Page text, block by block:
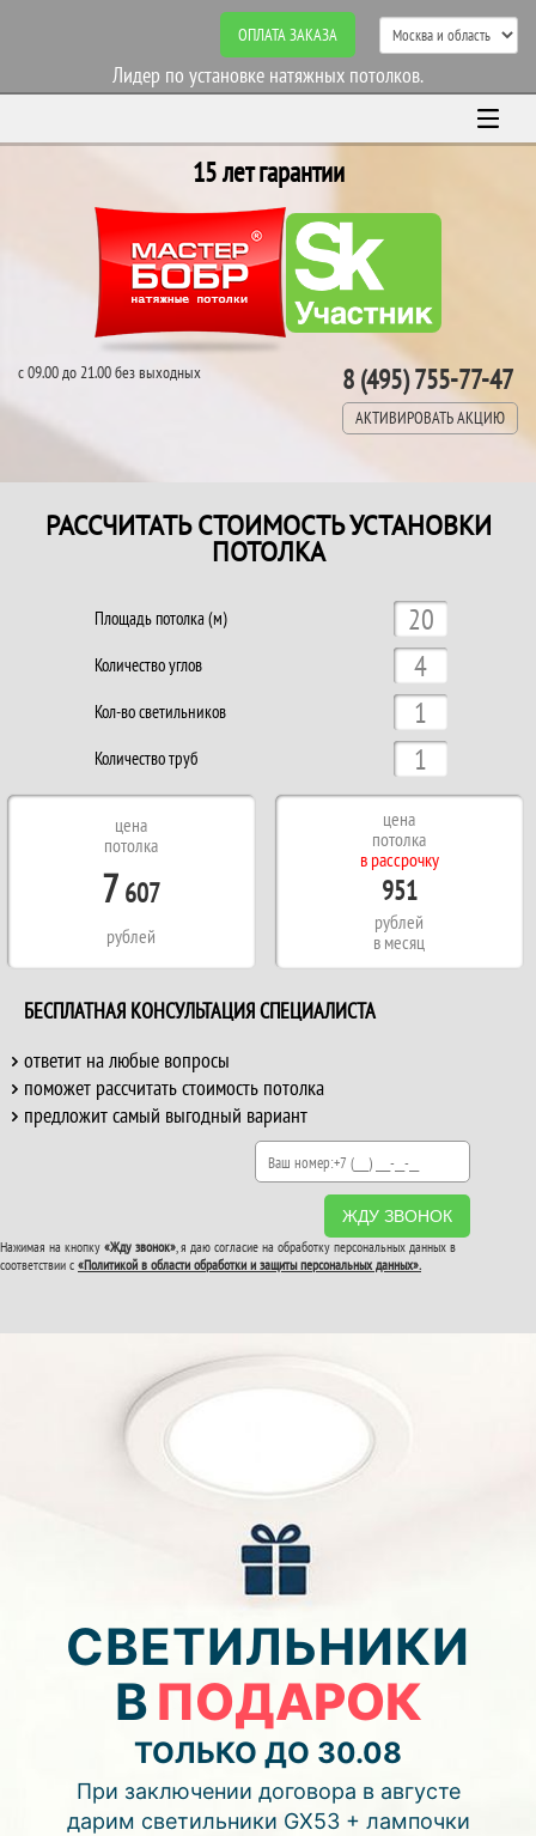
ОПЛАТА ЗАКАЗА
Лидер по установке натяжных потолков.
15 лет гарантии
с 09.00 до 21.00 без выходных 8 (495) 755-77-47
АКТИВИРОВАТЬ АКЦИЮ
ВТОРОЙ И ТРЕТИЙ
ПОТОЛОК
В ПОДАРОК!
До конца акции:
03 15 41
дней часов мин.
Подробнее об акции >>
Монтаж двухуровнего потолка
с фотопечатью и подсветкой (смотреть видео)
СВЕТИЛЬНИКИ
ВПОДАРОК
ТОЛЬКО ДО 30.08
При заключении договора в августе
дарим светильники GX53 + лампочки
РАССЧИТАТЬ СТОИМОСТЬ УСТАНОВКИ
ПОТОЛКА
Площадь потолка (м)
Количество углов
Кол-во светильников
Количество труб
цена
потолка
7 607
рублей
цена
потолка
в рассрочку
951
рублей
в месяц
БЕСПЛАТНАЯ КОНСУЛЬТАЦИЯ СПЕЦИАЛИСТА
ответит на любые вопросы
поможет рассчитать стоимость потолка
предложит самый выгодный вариант
ЖДУ ЗВОНОК
Нажимая на кнопку «Жду звонок», я даю согласие на обработку персональных данных в
соответствии с «Политикой в области обработки и защиты персональных данных».